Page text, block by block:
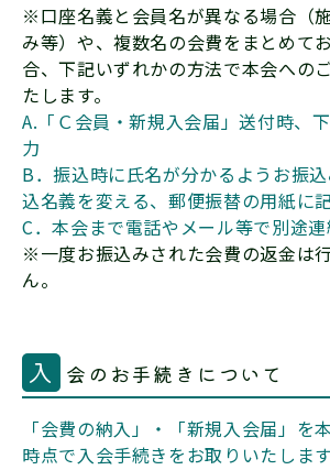
※口座名義と会員名が異なる場合（
み等）や、複数名の会費をまとめて
合、下記いずれかの方法で本会への
たします。
A.「Ｃ会員・新規入会届」送付時、
力
B．振込時に氏名が分かるようお振
込名義を変える、郵便振替の用紙に記
C．本会まで電話やメール等で別途連
※一度お振込みされた会費の返金は
ん。
入 会のお手続きについて
「会費の納入」・「新規入会届」を
時点で入会手続きをお取りいたします